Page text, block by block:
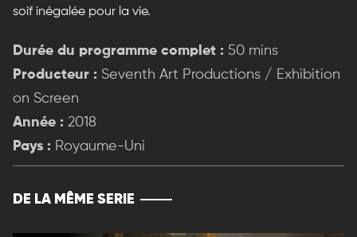
soif inégalée pour la vie.
Durée du programme complet : 50 mins
Producteur : Seventh Art Productions / Exhibition
on Screen
Année : 2018
Pays : Royaume-Uni
DE LA MÊME SERIE